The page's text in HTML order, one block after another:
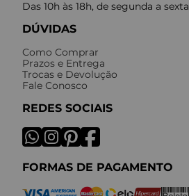
Das 10h às 18h, de segunda a sexta
DÚVIDAS
Como Comprar
Prazos e Entrega
Trocas e Devolução
Fale Conosco
REDES SOCIAIS
FORMAS DE PAGAMENTO